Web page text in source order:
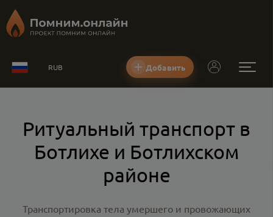
RUB Добавить
Ритуальный транспорт в
Ботлихе и Ботлихском
районе
Транспортировка тела умершего и провожающих